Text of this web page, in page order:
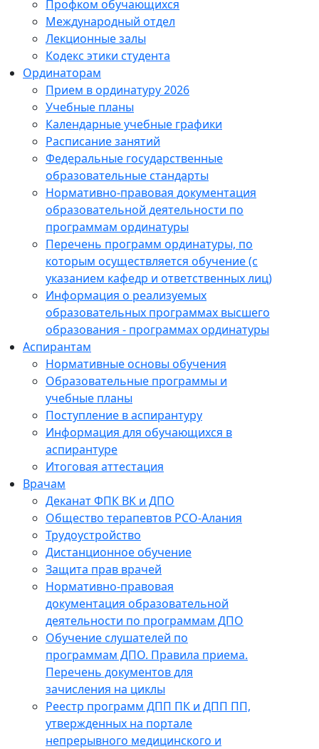
Профком обучающихся
Международный отдел
Лекционные залы
Кодекс этики студента
Ординаторам
Прием в ординатуру 2026
Учебные планы
Календарные учебные графики
Расписание занятий
Федеральные государственные
образовательные стандарты
Нормативно-правовая документация
образовательной деятельности по
программам ординатуры
Перечень программ ординатуры, по
которым осуществляется обучение (с
указанием кафедр и ответственных лиц)
Информация о реализуемых
образовательных программах высшего
образования - программах ординатуры
Аспирантам
Нормативные основы обучения
Образовательные программы и
учебные планы
Поступление в аспирантуру
Информация для обучающихся в
аспирантуре
Итоговая аттестация
Врачам
Деканат ФПК ВК и ДПО
Общество терапевтов РСО-Алания
Трудоустройство
Дистанционное обучение
Защита прав врачей
Нормативно-правовая
документация образовательной
деятельности по программам ДПО
Обучение слушателей по
программам ДПО. Правила приема.
Перечень документов для
зачисления на циклы
Реестр программ ДПП ПК и ДПП ПП,
утвержденных на портале
непрерывного медицинского и